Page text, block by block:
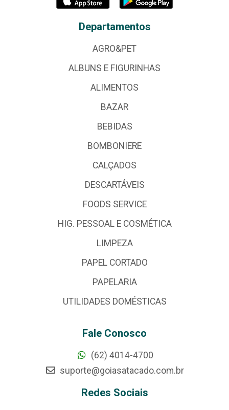
Departamentos
AGRO&PET
ALBUNS E FIGURINHAS
ALIMENTOS
BAZAR
BEBIDAS
BOMBONIERE
CALÇADOS
DESCARTÁVEIS
FOODS SERVICE
HIG. PESSOAL E COSMÉTICA
LIMPEZA
PAPEL CORTADO
PAPELARIA
UTILIDADES DOMÉSTICAS
Fale Conosco
(62) 4014-4700
suporte@goiasatacado.com.br
Redes Sociais